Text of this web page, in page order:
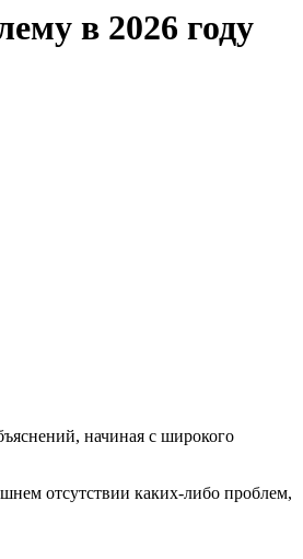
в 2026 году
начиная с широкого
отсутствии каких-либо проблем,